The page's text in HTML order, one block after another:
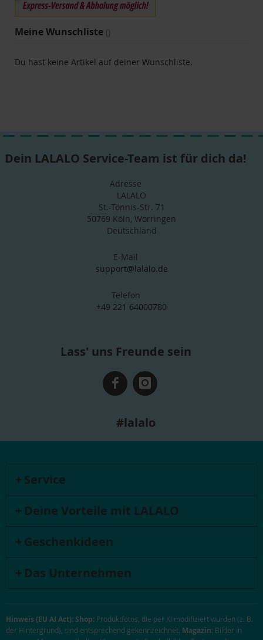
Meine Wunschliste
Du hast keine Artikel auf deiner Wunschliste.
Dein LALALO Service-Team ist für dich da!
Adresse
LALALO
St.-Tönnis-Str. 71
50769 Köln, Worringen
Deutschland
E-Mail
support@lalalo.de
Telefon
+49 221 64000780
Lass' uns Freunde sein
#lalalo
Service
Deine Vorteile mit LALALO
Geschenkideen
Das Unternehmen
Hinweis (EU AI Act):Shop: Produktfotos, die per KI modifiziert wurden (z. B.
der Hintergrund), sind entsprechend gekennzeichnet. Magazin: Bilder in